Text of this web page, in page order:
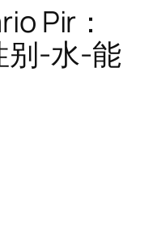
Pir：
别-水-能